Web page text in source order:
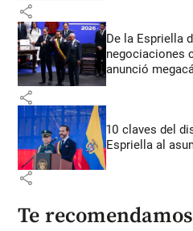
share
De la Espriella
negociaciones
anunció
share
10 claves del
Espriella al
share
Te recomendamos